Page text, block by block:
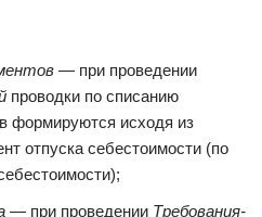
— при проведении
проводки по списанию
формируются исходя из
отпуска себестоимости (по
— при проведении Требования-